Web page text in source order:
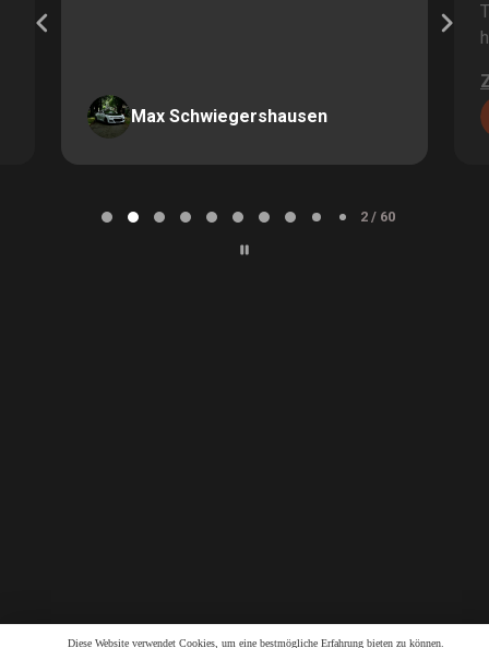
Diese Website verwendet Cookies, um eine bestmögliche Erfahrung bieten zu können.
Max Schwiegershausen
2 / 60